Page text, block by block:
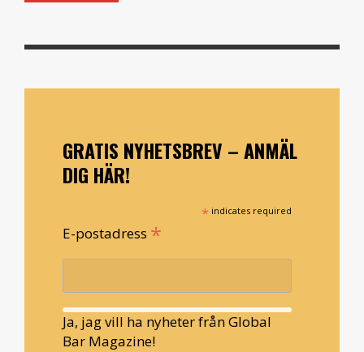
GRATIS NYHETSBREV – ANMÄL
DIG HÄR!
* indicates required
E-postadress *
Ja, jag vill ha nyheter från Global
Bar Magazine!